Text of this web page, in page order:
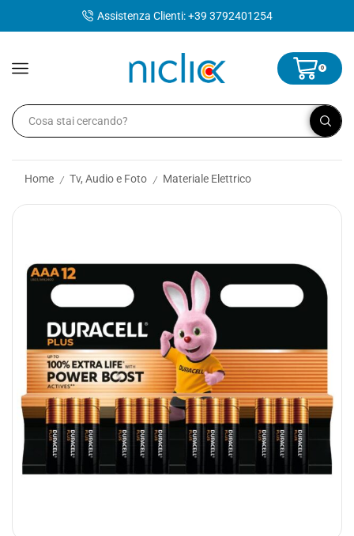
Assistenza Clienti: +39 3792401254
0
Home / Tv, Audio e Foto / Materiale Elettrico